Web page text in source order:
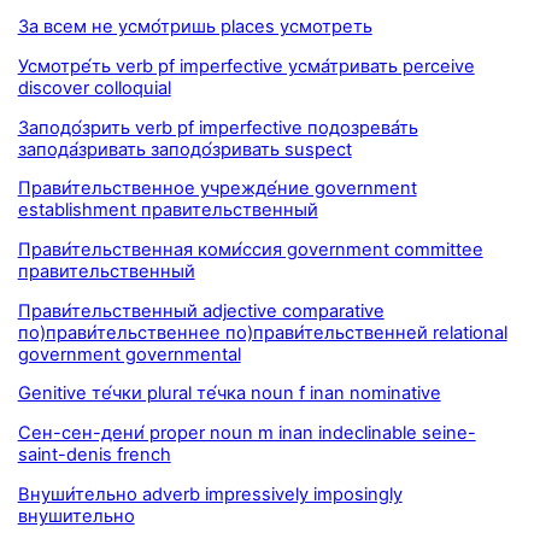
За всем не усмо́тришь places усмотреть
Усмотре́ть verb pf imperfective усма́тривать perceive
discover colloquial
Заподо́зрить verb pf imperfective подозрева́ть
запода́зривать заподо́зривать suspect
Прави́тельственное учрежде́ние government
establishment правительственный
Прави́тельственная коми́ссия government committee
правительственный
Прави́тельственный adjective comparative
по)прави́тельственнее по)прави́тельственней relational
government governmental
Genitive те́чки plural те́чка noun f inan nominative
Сен-сен-дени́ proper noun m inan indeclinable seine-
saint-denis french
Внуши́тельно adverb impressively imposingly
внушительно